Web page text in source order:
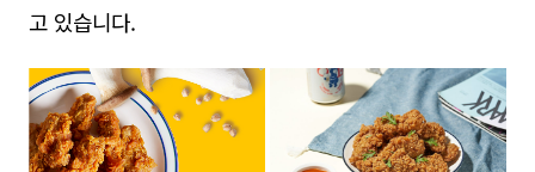
고 있습니다.